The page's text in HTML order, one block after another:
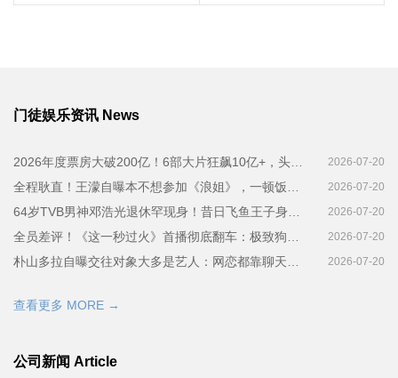
门徒娱乐资讯 News
2026-07-20
2026-07-20
2026-07-20
2026-07-20
2026-07-20
查看更多 MORE →
公司新闻 Article